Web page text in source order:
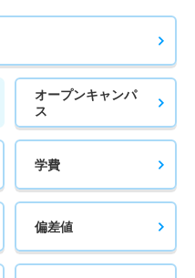
オープンキャンパ
ス
学費
偏差値